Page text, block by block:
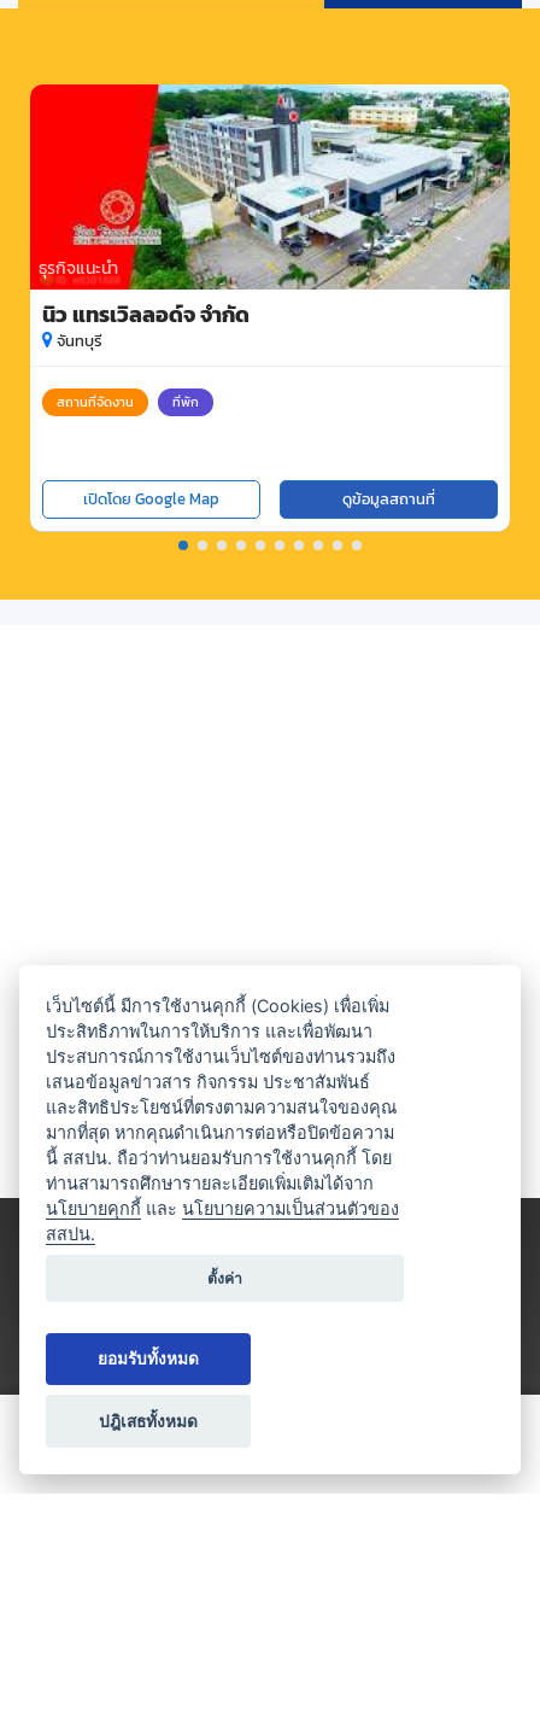
ธุรกิจแนะนำ
นิว แทรเวิลลอด์จ จำกัด
จันทบุรี
สถานที่จัดงาน ที่พัก
เปิดโดย Google Map ดูข้อมูลสถานที่
ประเภทธุรกิจไมซ์
เว็บไซต์นี้ มีการใช้งานคุกกี้ (Cookies) เพื่อเพิ่ม
ประสิทธิภาพในการให้บริการ และเพื่อพัฒนา
ประสบการณ์การใช้งานเว็บไซต์ของท่านรวมถึง
เสนอข้อมูลข่าวสาร กิจกรรม ประชาสัมพันธ์
และสิทธิประโยชน์ที่ตรงตามความสนใจของคุณ
มากที่สุด หากคุณดำเนินการต่อหรือปิดข้อความ
นี้ สสปน. ถือว่าท่านยอมรับการใช้งานคุกกี้ โดย
ท่านสามารถศึกษารายละเอียดเพิ่มเติมได้จาก
นโยบายคุกกี้ และนโยบายความเป็นส่วนตัวของ
สสปน.
ตั้งค่า
ยอมรับทั้งหมด
ปฎิเสธทั้งหมด